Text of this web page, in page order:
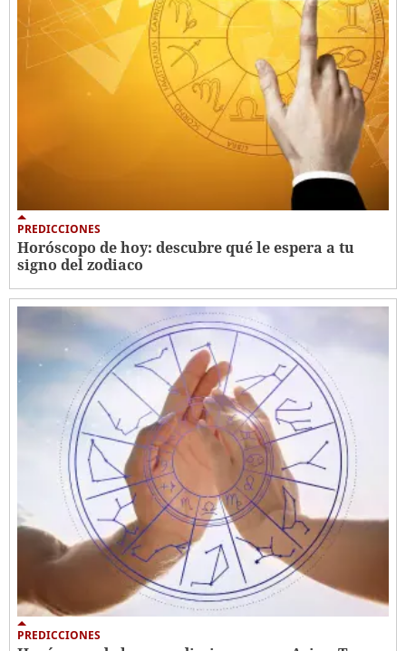
PREDICCIONES
Horóscopo de hoy: descubre qué le espera a tu
signo del zodiaco
PREDICCIONES